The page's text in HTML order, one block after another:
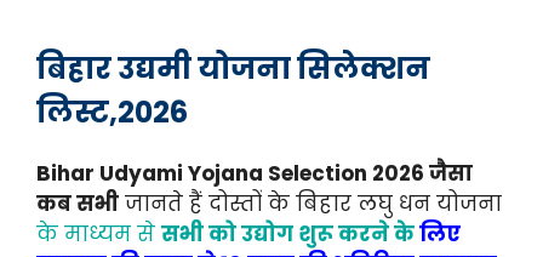
बिहार उद्यमी योजना सिलेक्शन
लिस्ट,2026
Bihar Udyami Yojana Selection 2026 जैसा
कब सभी जानते हैं दोस्तों के बिहार लघु धन योजना
के माध्यम से सभी को उद्योग शुरू करने केलिए